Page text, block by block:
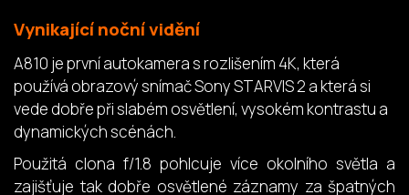
Vynikající noční vidění
A810 je první autokamera s rozlišením 4K, která
používá obrazový snímač Sony STARVIS 2 a která si
vede dobře při slabém osvětlení, vysokém kontrastu a
dynamických scénách.
Použitá clona f/1.8 pohlcuje více okolního světla a
zajišťuje tak dobře osvětlené záznamy za špatných